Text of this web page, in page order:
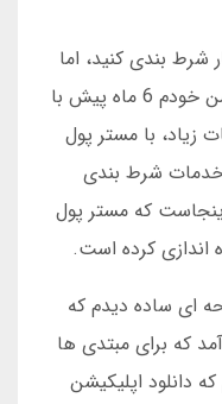
شرط بندی کنید، اما
نمی دانید کدام سایت معتبر است. من خودم 6 ماه پیش با
زیاد، با مستر پول
شدم. این پلتفرم از سال 1395 خدمات شرط بندی
که مستر پول
اندازی کرده است.
ای ساده دیدم که
که برای مبتدی ها
دانلود اپلیکیشن